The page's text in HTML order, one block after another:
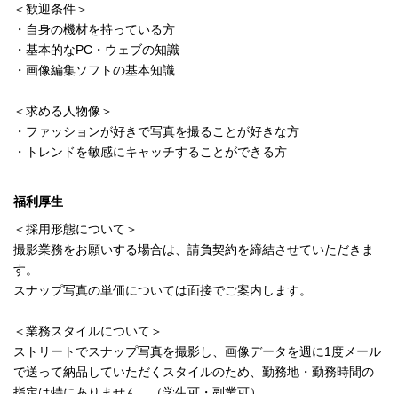
＜歓迎条件＞
・自身の機材を持っている方
・基本的なPC・ウェブの知識
・画像編集ソフトの基本知識
＜求める人物像＞
・ファッションが好きで写真を撮ることが好きな方
・トレンドを敏感にキャッチすることができる方
福利厚生
＜採用形態について＞
撮影業務をお願いする場合は、請負契約を締結させていただきま
す。
スナップ写真の単価については面接でご案内します。
＜業務スタイルについて＞
ストリートでスナップ写真を撮影し、画像データを週に1度メール
で送って納品していただくスタイルのため、勤務地・勤務時間の